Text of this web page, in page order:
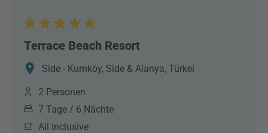
Terrace Beach Resort
Side - Kumköy, Side & Alanya, Türkei
2 Personen
7 Tage / 6 Nächte
All Inclusive